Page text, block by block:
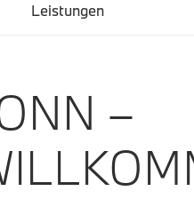
Leistungen
–